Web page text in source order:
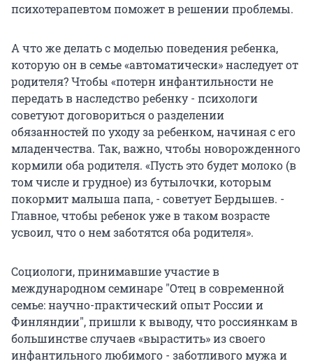
психотерапевтом поможет в решении проблемы.
А что же делать с моделью поведения ребенка,
которую он в семье «автоматически» наследует от
родителя? Чтобы «потерн инфантильности не
передать в наследство ребенку - психологи
советуют договориться о разделении
обязанностей по уходу за ребенком, начиная с его
младенчества. Так, важно, чтобы новорожденного
кормили оба родителя. «Пусть это будет молоко (в
том числе и грудное) из бутылочки, которым
покормит малыша папа, - советует Бердышев. -
Главное, чтобы ребенок уже в таком возрасте
усвоил, что о нем заботятся оба родителя».
Социологи, принимавшие участие в
международном семинаре "Отец в современной
семье: научно-практический опыт России и
Финляндии", пришли к выводу, что россиянкам в
большинстве случаев «вырастить» из своего
инфантильного любимого - заботливого мужа и